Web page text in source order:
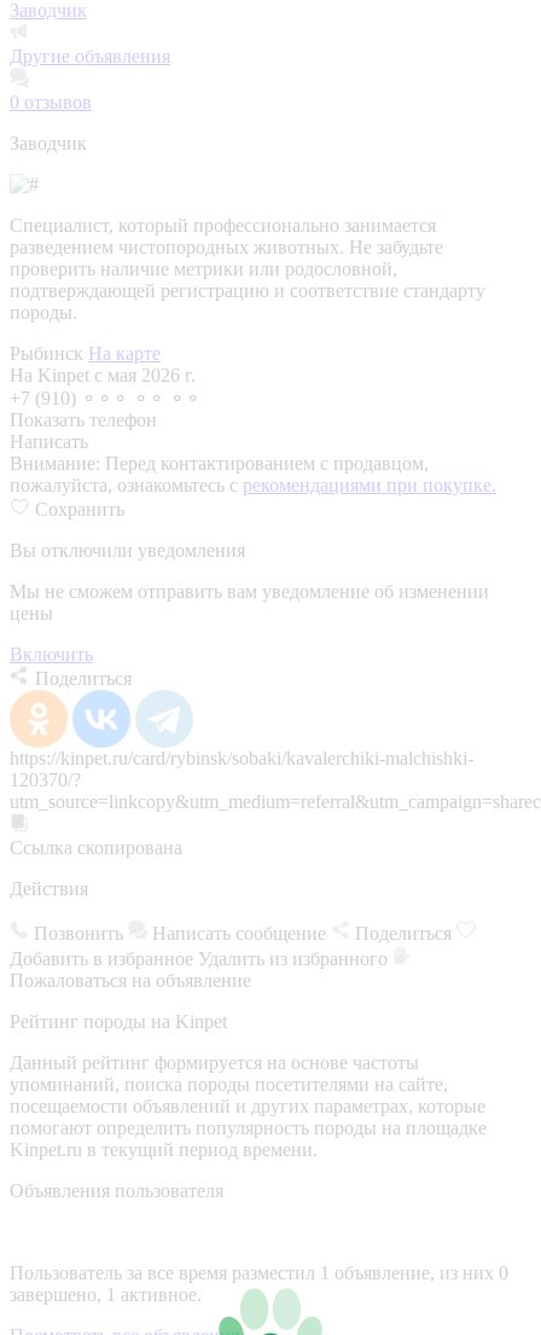
Заводчик
Другие объявления
0 отзывов
Заводчик
Специалист, который профессионально занимается
разведением чистопородных животных. Не забудьте
проверить наличие метрики или родословной,
подтверждающей регистрацию и соответствие стандарту
породы.
Рыбинск На карте
На Kinpet c мая 2026 г.
+7 (910) ⚬⚬⚬ ⚬⚬ ⚬⚬
Показать телефон
Написать
Внимание: Перед контактированием с продавцом,
пожалуйста, ознакомьтесь с рекомендациями при покупке.
Сохранить
Вы отключили уведомления
Мы не сможем отправить вам уведомление об изменении
цены
Включить
Поделиться
https://kinpet.ru/card/rybinsk/sobaki/kavalerchiki-malchishki-
120370/?
Ссылка скопирована
Действия
Позвонить Написать сообщение
Поделиться
Добавить в избранное Удалить из избранного
Пожаловаться на объявление
Рейтинг породы на Kinpet
Данный рейтинг формируется на основе частоты
упоминаний, поиска породы посетителями на сайте,
посещаемости объявлений и других параметрах, которые
помогают определить популярность породы на площадке
Kinpet.ru в текущий период времени.
Объявления пользователя
Пользователь за все время разместил 1 объявление, из них 0
завершено, 1 активное.